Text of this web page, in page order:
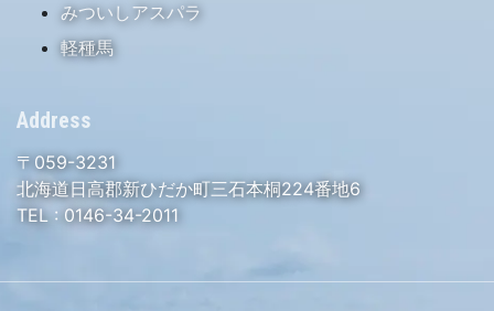
みついしアスパラ
軽種馬
Address
〒059-3231
北海道日高郡新ひだか町三石本桐224番地6
TEL : 0146-34-2011